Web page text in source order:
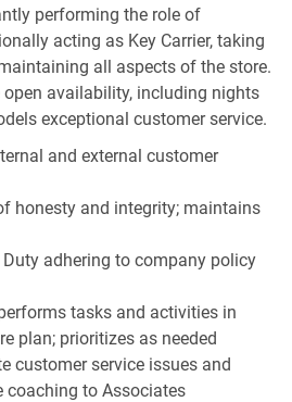
performing the role of
acting as Key Carrier, taking
all aspects of the store.
open availability, including nights
exceptional customer service.
and external customer
honesty and integrity; maintains
adhering to company policy
tasks and activities in
plan; prioritizes as needed
customer service issues and
coaching to Associates